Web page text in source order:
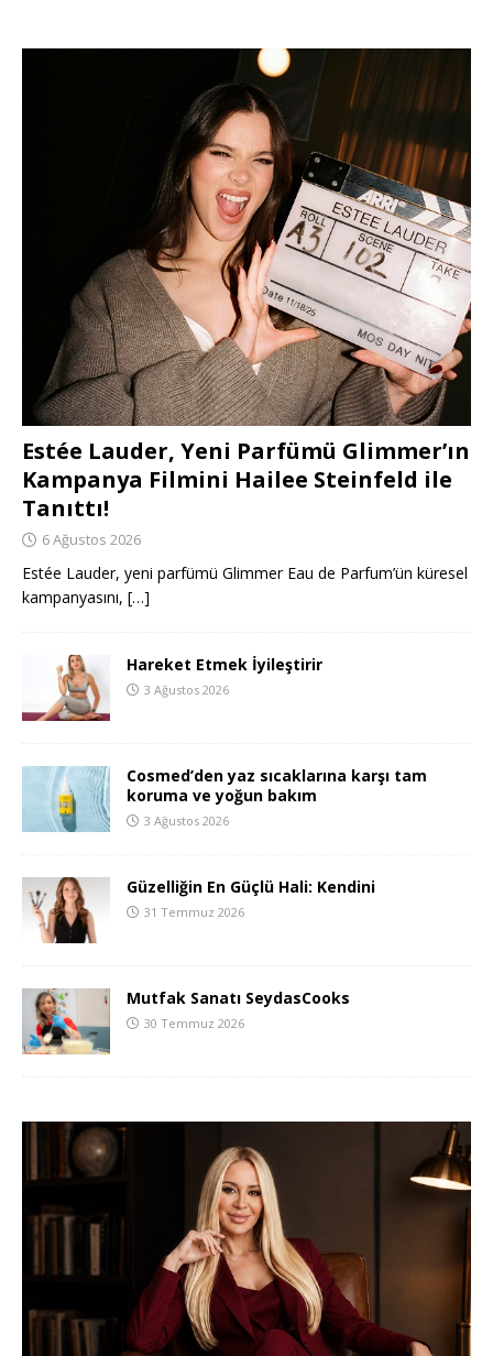
Estée Lauder, Yeni Parfümü Glimmer’ın
Kampanya Filmini Hailee Steinfeld ile
Tanıttı!
6 Ağustos 2026
Estée Lauder, yeni parfümü Glimmer Eau de Parfum’ün küresel
kampanyasını, […]
Hareket Etmek İyileştirir
3 Ağustos 2026
Cosmed’den yaz sıcaklarına karşı tam
koruma ve yoğun bakım
3 Ağustos 2026
Güzelliğin En Güçlü Hali: Kendini
31 Temmuz 2026
Mutfak Sanatı SeydasCooks
30 Temmuz 2026